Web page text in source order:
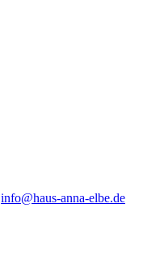
info@haus-anna-elbe.de